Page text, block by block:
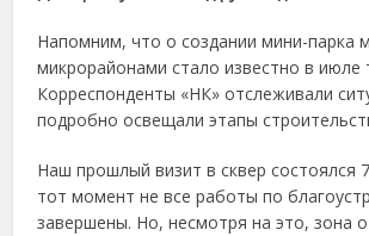
Напомним, что о создании мини-парка
микрорайонами стало известно в июле
Корреспонденты «НК» отслеживали
подробно освещали этапы
Наш прошлый визит в сквер состоялся
тот момент не все работы по
завершены. Но, несмотря на это, зона